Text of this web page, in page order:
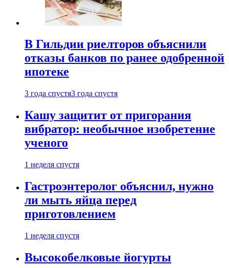
В Гильдии риелторов объяснили
отказы банков по ранее одобренной
ипотеке
3 года спустя3 года спустя
Кашу защитит от пригорания
вибратор: необычное изобретение
ученого
1 неделя спустя
Гастроэнтеролог объяснил, нужно
ли мыть яйца перед
приготовлением
1 неделя спустя
Высокобелковые йогурты